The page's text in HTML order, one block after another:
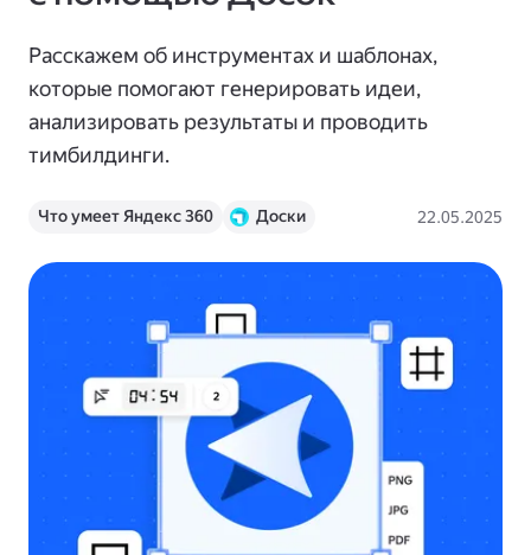
Расскажем об инструментах и шаблонах,
которые помогают генерировать идеи,
анализировать результаты и проводить
тимбилдинги.
Что умеет Яндекс 360 Доски 22.05.2025